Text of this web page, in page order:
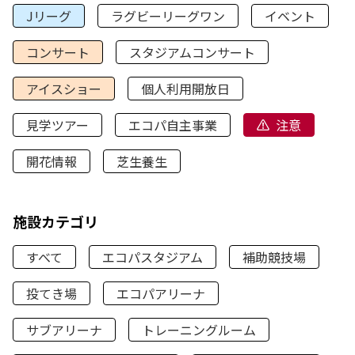
Jリーグ
ラグビーリーグワン
イベント
コンサート
スタジアムコンサート
アイスショー
個人利用開放日
見学ツアー
エコパ自主事業
注意
開花情報
芝生養生
施設カテゴリ
すべて エコパスタジアム
補助競技場
投てき場
エコパアリーナ
サブアリーナ
トレーニングルーム